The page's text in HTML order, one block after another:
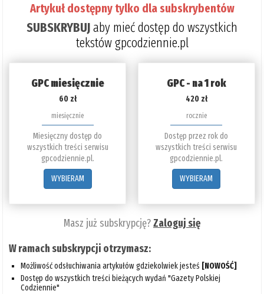
Artykuł dostępny tylko dla subskrybentów
SUBSKRYBUJaby mieć dostęp do wszystkich
tekstów gpcodziennie.pl
GPC miesięcznie
60 zł
miesięcznie
Miesięczny dostęp do
wszystkich treści serwisu
gpcodziennie.pl.
WYBIERAM
GPC - na 1 rok
420 zł
rocznie
Dostęp przez rok do
wszystkich treści serwisu
gpcodziennie.pl.
WYBIERAM
Masz już subskrypcję?Zaloguj się
W ramach subskrypcji otrzymasz:
Możliwość odsłuchiwania artykułów gdziekolwiek jesteś [NOWOŚĆ]
Dostęp do wszystkich treści bieżących wydań "Gazety Polskiej
Codziennie"